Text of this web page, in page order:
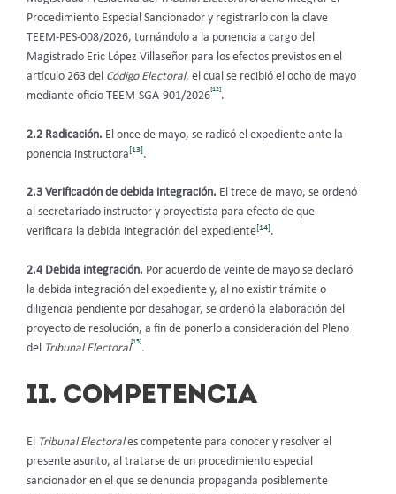
Procedimiento Especial Sancionador y registrarlo con la clave
TEEM-PES-008/2026, turnándolo a la ponencia a cargo del
Magistrado Eric López Villaseñor para los efectos previstos en el
artículo 263 del Código Electoral, el cual se recibió el ocho de mayo
mediante oficio TEEM-SGA-901/2026
[12]
.
2.2 Radicación. El once de mayo, se radicó el expediente ante la
ponencia instructora [13] .
2.3 Verificación de debida integración. El trece de mayo, se ordenó
al secretariado instructor y proyectista para efecto de que
verificara la debida integración del expediente[14].
2.4 Debida integración. Por acuerdo de veinte de mayo se declaró
la debida integración del expediente y, al no existir trámite o
diligencia pendiente por desahogar, se ordenó la elaboración del
proyecto de resolución, a fin de ponerlo a consideración del Pleno
del
Tribunal Electoral
[15]
.
II. COMPETENCIA
El Tribunal Electorales competente para conocer y resolver el
presente asunto, al tratarse de un procedimiento especial
sancionador en el que se denuncia propaganda posiblemente